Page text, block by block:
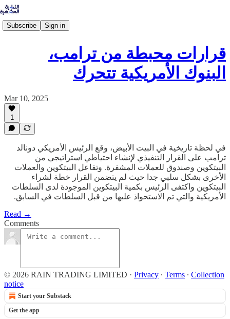
Subscribe Sign in
قرارات محبطة من ترامب،
البنوك الأمريكية تتحرك
Mar 10, 2025
1
في لحظة تاريخية في البيت الأبيض، وقع الرئيس الأمريكي دونالد
ترامب على القرار التنفيذي لإنشاء احتياطي استراتيجي من
البيتكوين وصندوق للعملات المشفرة. وتفاعل البيتكوين والعملات
الأخرى بشكل سلبي جدا حيث لم يتضمن القرار خطة لشراء
البيتكوين واكتفى الرئيس بكمية البيتكوين الموجودة لدى السلطات
الأمريكية والتي تم الاستحواذ عليها من قبل السلطات في السابق.
Read →
Comments
© 2026 RAIN TRADING LIMITED · Privacy ∙ Terms ∙ Collection
notice
Start your Substack
Get the app